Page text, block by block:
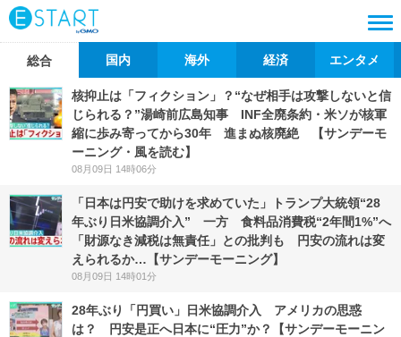
総合 国内 海外 経済 エンタメ
核抑止は「フィクション」？“なぜ相手は攻撃しないと信
じられる？”湯崎前広島知事 INF全廃条約・米ソが核軍
縮に歩み寄ってから30年 進まぬ核廃絶 【サンデーモ
ーニング・風を読む】
08月09日 14時06分
「日本は円安で助けを求めていた」トランプ大統領“28
年ぶり日米協調介入” 一方 食料品消費税“2年間1%”へ
「財源なき減税は無責任」との批判も 円安の流れは変
えられるか…【サンデーモーニング】
08月09日 14時01分
28年ぶり「円買い」日米協調介入 アメリカの思惑
は？ 円安是正へ日本に“圧力”か？【サンデーモーニン